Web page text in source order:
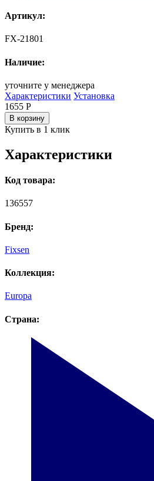
Артикул:
FX-21801
Наличие:
уточните у менеджера
Характеристики Установка
1655 Р
В корзину
Купить в 1 клик
Характеристики
Код товара:
136557
Бренд:
Fixsen
Коллекция:
Europa
Страна: